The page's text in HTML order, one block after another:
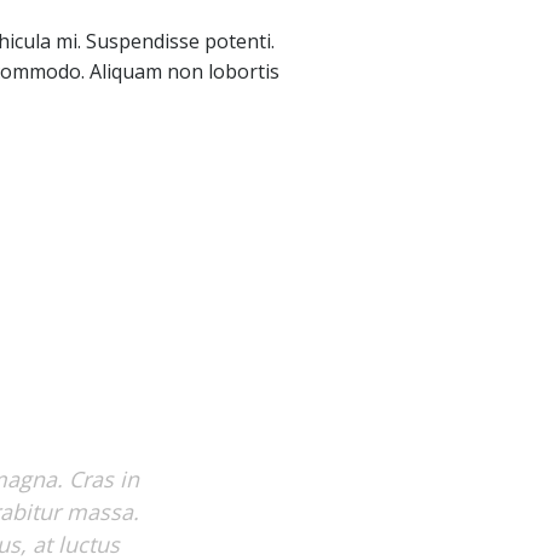
mi. Suspendisse potenti.
Aliquam non lobortis
Cras in
massa.
at luctus